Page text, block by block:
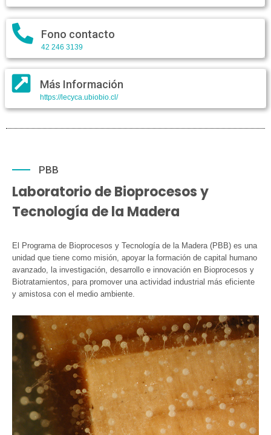
Fono contacto
42 246 3139
Más Información
https://lecyca.ubiobio.cl/
PBB
Laboratorio de Bioprocesos y
Tecnología de la Madera
El Programa de Bioprocesos y Tecnología de la Madera (PBB) es una
unidad que tiene como misión, apoyar la formación de capital humano
avanzado, la investigación, desarrollo e innovación en Bioprocesos y
Biotratamientos, para promover una actividad industrial más eficiente
y amistosa con el medio ambiente.